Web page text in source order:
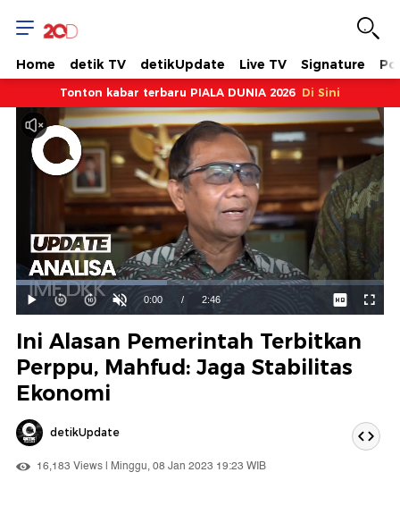
Home detik TV detikUpdate Live TV Signature
Tonton kabar terbaru PIALA DUNIA 2026 Di Sini
Mainkan
Suara
Hidup
Waktu
ini
0:00 / Durasi
2:46
Dimuat:
40.99%
Ini Alasan Pemerintah Terbitkan
Perppu, Mahfud: Jaga Stabilitas
Ekonomi
detikUpdate
16,183 Views | Minggu, 08 Jan 2023 19:23 WIB